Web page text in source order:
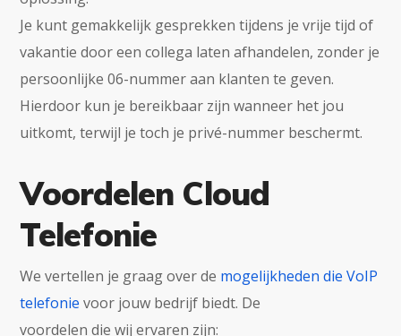
Je kunt gemakkelijk gesprekken tijdens je vrije tijd of
vakantie door een collega laten afhandelen, zonder je
persoonlijke 06-nummer aan klanten te geven.
Hierdoor kun je bereikbaar zijn wanneer het jou
uitkomt, terwijl je toch je privé-nummer beschermt.
Voordelen Cloud
Telefonie
We vertellen je graag over de mogelijkheden die VoIP
telefonie voor jouw bedrijf biedt. De
voordelen die wij ervaren zijn: